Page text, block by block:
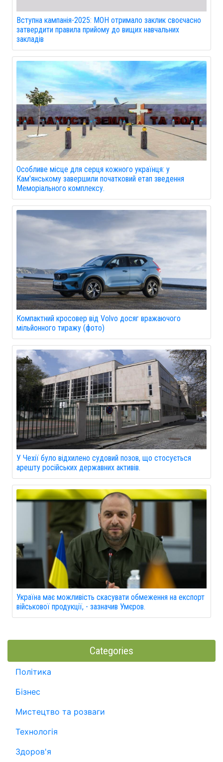
Вступна кампанія-2025: МОН отримало заклик своєчасно
затвердити правила прийому до вищих навчальних
закладів
Особливе місце для серця кожного українця: у
Кам'янському завершили початковий етап зведення
Меморіального комплексу.
Компактний кросовер від Volvo досяг вражаючого
мільйонного тиражу (фото)
У Чехії було відхилено судовий позов, що стосується
арешту російських державних активів.
Україна має можливість скасувати обмеження на експорт
військової продукції, - зазначив Умєров.
Categories
Політика
Бізнес
Мистецтво та розваги
Технологія
Здоров'я